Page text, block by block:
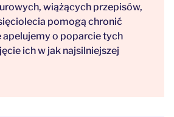
wiążących przepisów,
pomogą chronić
apelujemy o poparcie tych
ich w jak najsilniejszej